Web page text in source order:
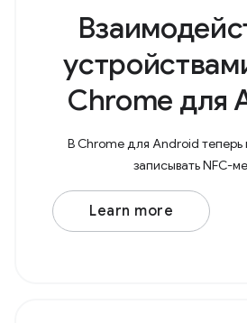
Chrome для
В Chrome для Android теперь
записывать NFC-
Learn more